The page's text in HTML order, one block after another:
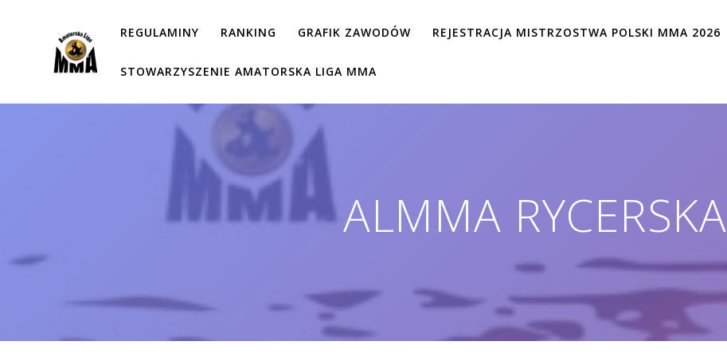
REGULAMINY RANKING GRAFIK ZAWODÓW REJESTRACJA MISTRZOSTWA POLSKI MMA 2026
STOWARZYSZENIE AMATORSKA LIGA MMA
ALMMA RYCERSKA